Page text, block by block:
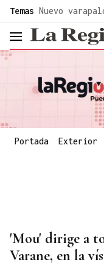
Temas Nuevo
header.menu.open
Portada Exterior
'Mou' dirige a
Varane, en la